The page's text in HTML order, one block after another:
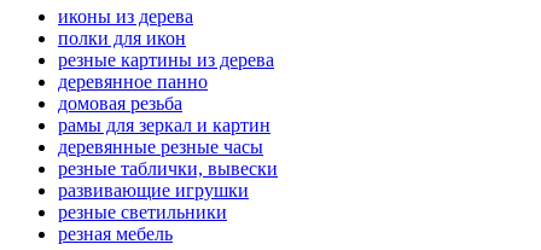
иконы из дерева
полки для икон
резные картины из дерева
деревянное панно
домовая резьба
рамы для зеркал и картин
деревянные резные часы
резные таблички, вывески
развивающие игрушки
резные светильники
резная мебель